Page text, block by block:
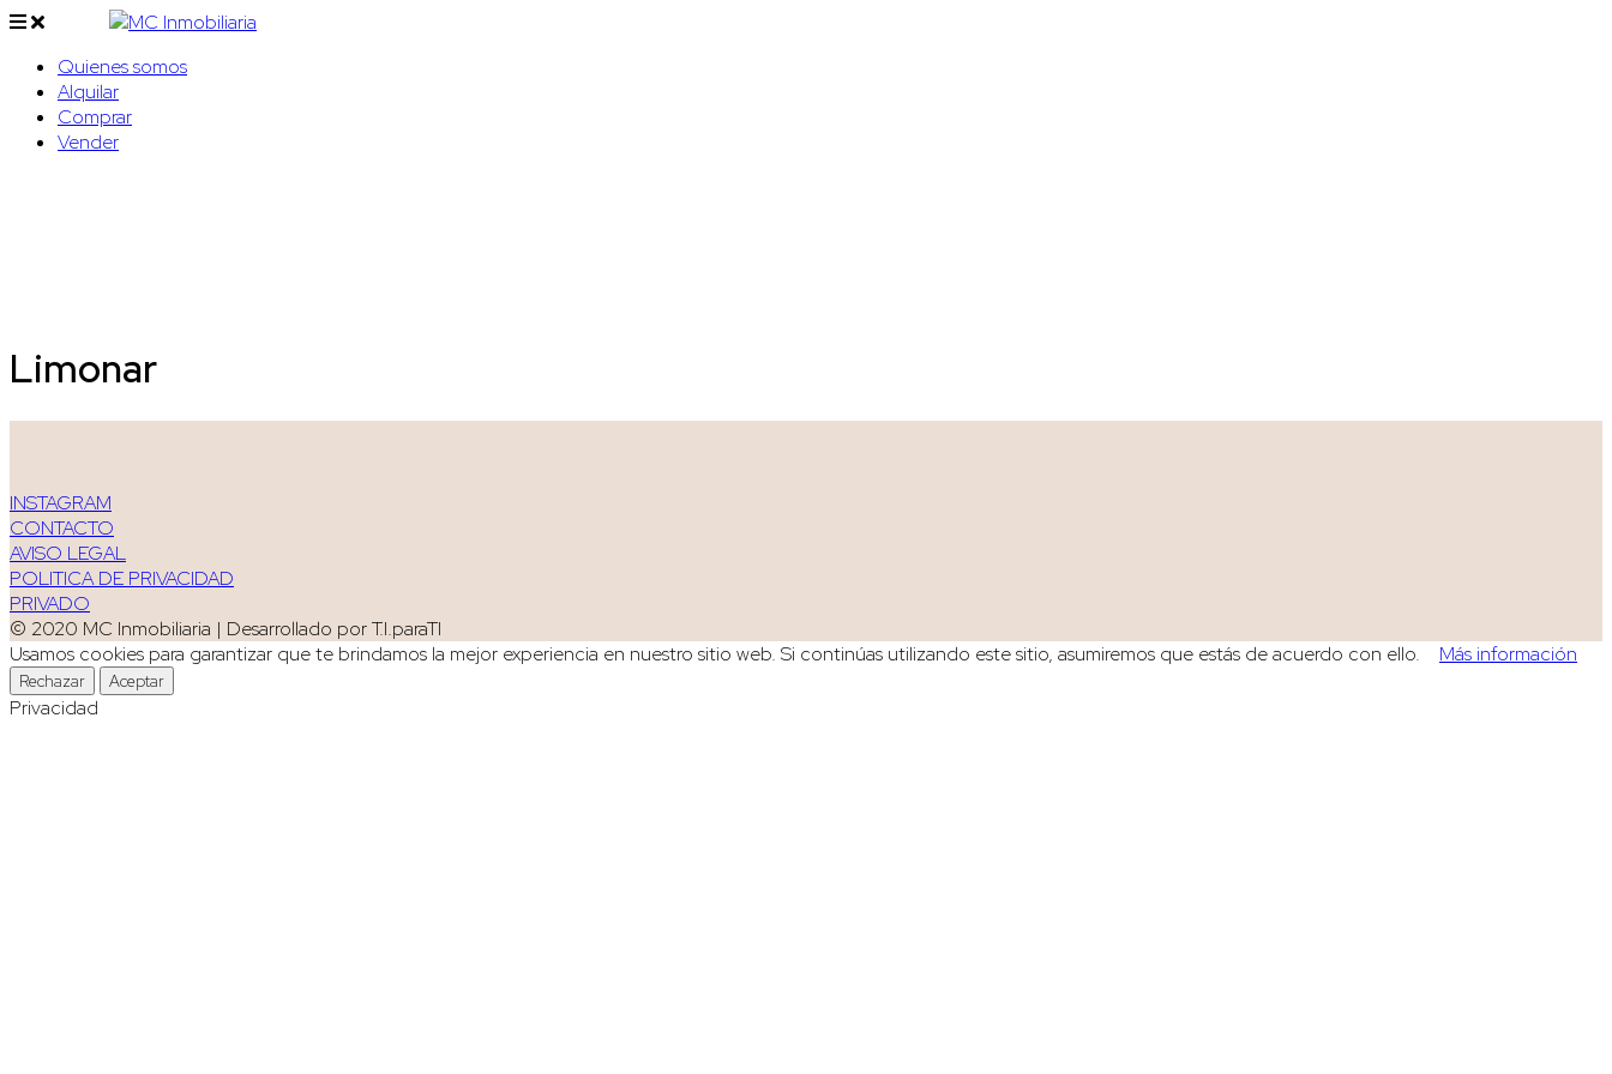
Quienes somos
Alquilar
Comprar
Vender
Limonar
INSTAGRAM
CONTACTO
AVISO LEGAL
POLITICA DE PRIVACIDAD
PRIVADO
© 2020 MC Inmobiliaria | Desarrollado por T.I.paraTI
Usamos cookies para garantizar que te brindamos la mejor experiencia en nuestro sitio web. Si continúas utilizando este sitio, asumiremos que estás de acuerdo con ello. Más información
Rechazar Aceptar
Privacidad